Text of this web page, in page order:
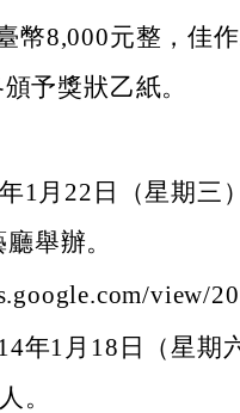
幣8,000元整，佳
予獎狀乙紙。
1月22日（星期三
舉辦。
view/
年1月18日（星期
。